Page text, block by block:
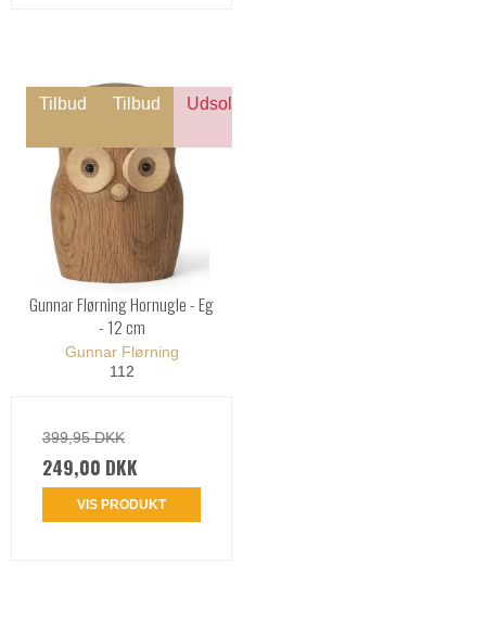
Tilbud Tilbud Udsolgt
Gunnar Flørning Hornugle - Eg
- 12 cm
Gunnar Flørning
112
399,95 DKK
249,00 DKK
VIS PRODUKT